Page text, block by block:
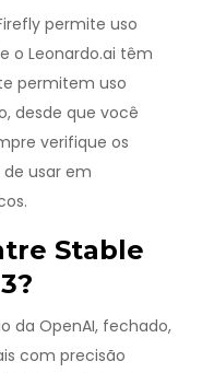
permite uso
o Leonardo.ai têm
permitem uso
desde que você
verifique os
usar em
Stable
da OpenAI, fechado,
com precisão